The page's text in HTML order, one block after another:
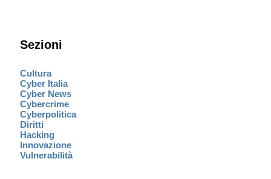
Sezioni
Cultura
Cyber Italia
Cyber News
Cybercrime
Cyberpolitica
Diritti
Hacking
Innovazione
Vulnerabilità